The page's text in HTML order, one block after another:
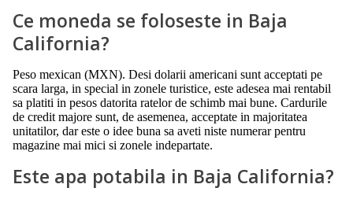
Ce moneda se foloseste in Baja
California?
Peso mexican (MXN). Desi dolarii americani sunt acceptati pe
scara larga, in special in zonele turistice, este adesea mai rentabil
sa platiti in pesos datorita ratelor de schimb mai bune. Cardurile
de credit majore sunt, de asemenea, acceptate in majoritatea
unitatilor, dar este o idee buna sa aveti niste numerar pentru
magazine mai mici si zonele indepartate.
Este apa potabila in Baja California?